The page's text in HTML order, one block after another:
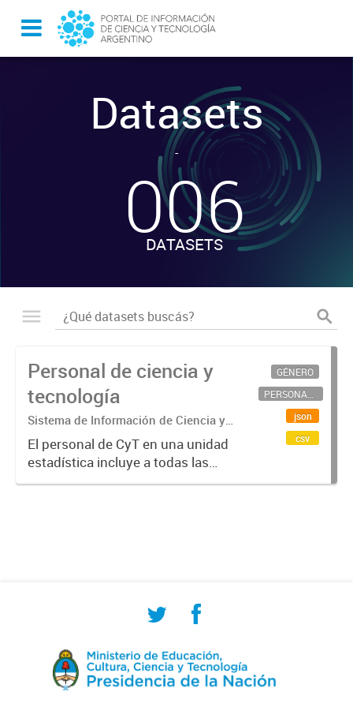
Datasets
-
006
DATASETS
Personal de ciencia y
tecnología
Sistema de Información de Ciencia y
Tecnología Argentino (SICYTAR)
El personal de CyT en una unidad
estadística incluye a todas las
personas involucradas
GÉNERO
PERSONAL CIENTÍFICO-TECNOLÓGICO
json
csv